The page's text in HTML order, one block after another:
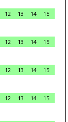
12 13 14
15
12 13 14
15
12 13 14
15
12 13 14
15